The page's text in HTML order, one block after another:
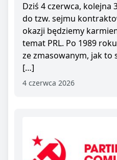
Dziś 4 czerwca, kolejna
do tzw. sejmu
okazji będziemy
temat PRL. Po 1989
ze zmasowanym, jak to
[…]
4 czerwca 2026